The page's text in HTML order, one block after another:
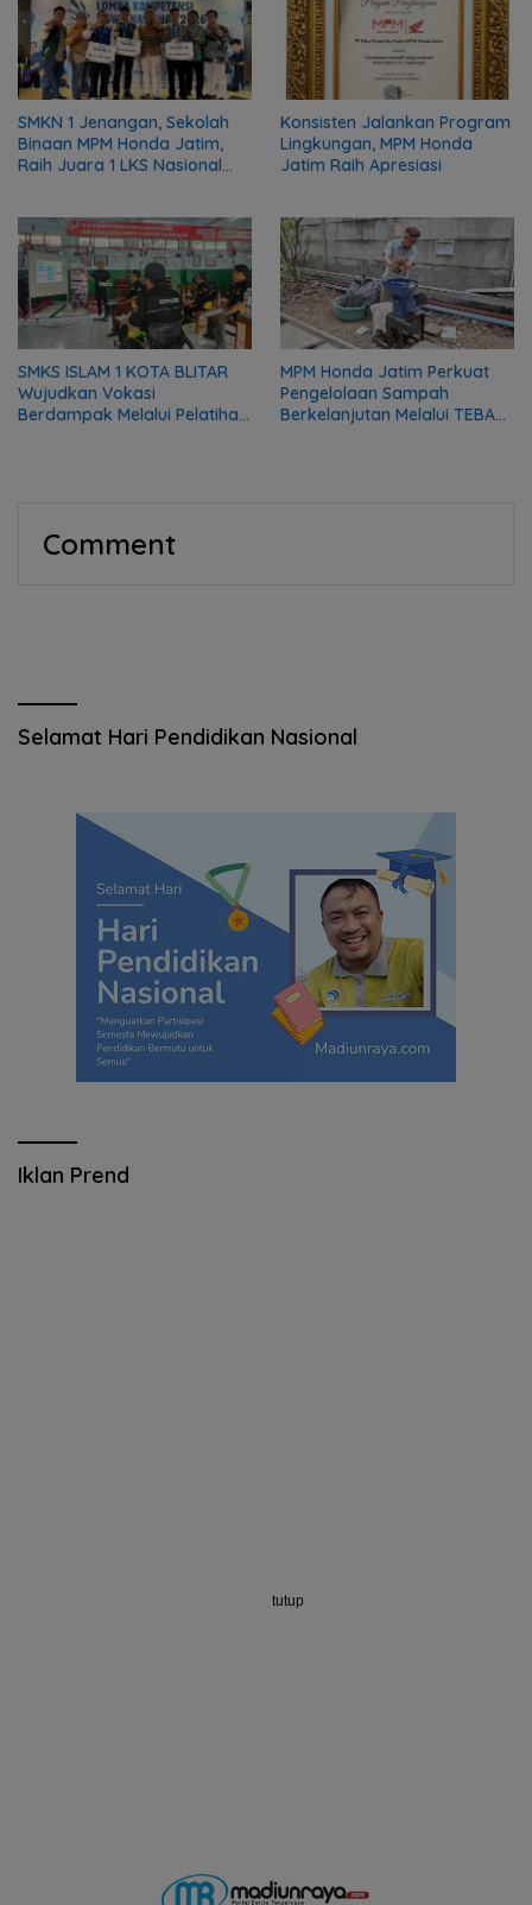
SMKN 1 Jenangan, Sekolah
Binaan MPM Honda Jatim,
Raih Juara 1 LKS Nasional
Konsisten Jalankan Program
Lingkungan, MPM Honda
Jatim Raih Apresiasi
SMKS ISLAM 1 KOTA BLITAR
Wujudkan Vokasi
Berdampak Melalui Pelatihan
MPM Honda Jatim Perkuat
Pengelolaan Sampah
Berkelanjutan Melalui TEBA
Comment
Selamat Hari Pendidikan Nasional
Iklan Prend
tutup